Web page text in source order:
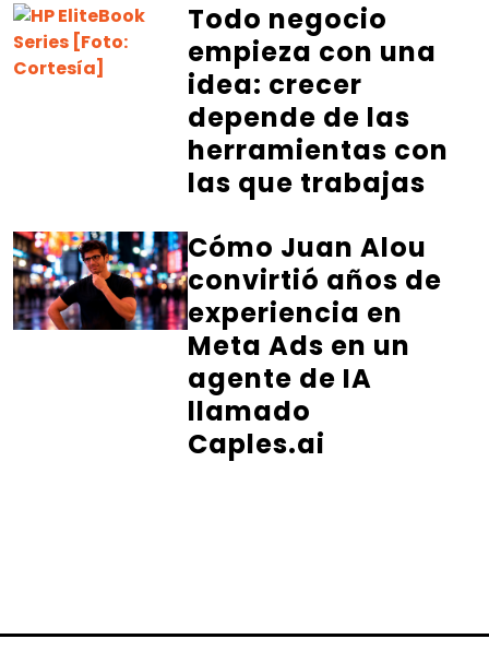
Todo negocio
empieza con una
idea: crecer
depende de las
herramientas con
las que trabajas
Cómo Juan Alou
convirtió años de
experiencia en
Meta Ads en un
agente de IA
llamado
Caples.ai